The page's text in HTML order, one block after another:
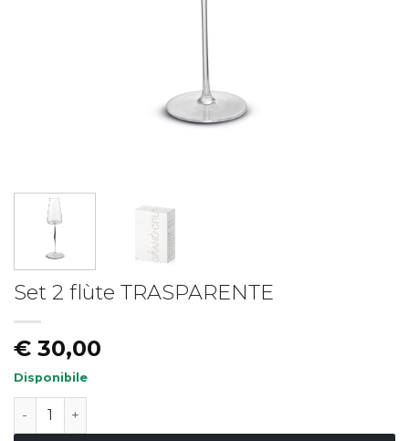
Piatto fondo LIBERTY
19,50
Set 2 flùte TRASPARENTE
€ 30,00
Disponibile
Set 2 flùte TRASPARENTE quantità